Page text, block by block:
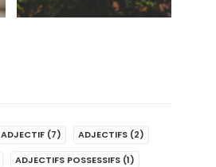
ADJECTIF (7) ADJECTIFS (2)
ADJECTIFS POSSESSIFS (1)